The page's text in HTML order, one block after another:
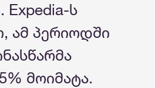
ს
ამ პერიოდში
მოიმატა.